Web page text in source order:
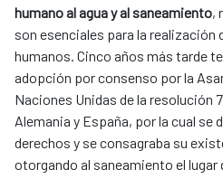
humano al agua y al saneamiento,
son esenciales para la realización
humanos. Cinco años más tarde
adopción por consenso por la
Naciones Unidas de la resolución
Alemania y España, por la cual se
derechos y se consagraba su
otorgando al saneamiento el lugar